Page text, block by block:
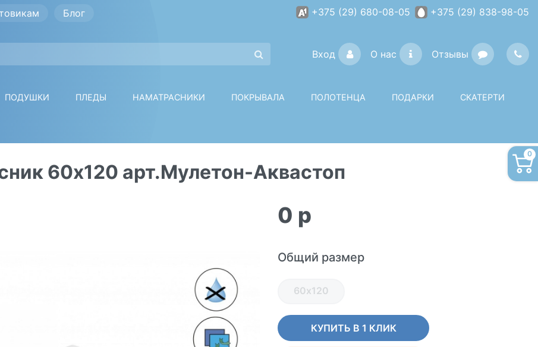
Блог +375 (29) 680-08-05 +375 (29) 838-98-05
Вход О нас Отзывы
0
ПОДУШКИ ПЛЕДЫ НАМАТРАСНИКИ ПОКРЫВАЛА ПОЛОТЕНЦА ПОДАРКИ СКАТЕРТИ
60х120 арт.Мулетон-Аквастоп
0 p
Общий размер
60х120
КУПИТЬ В 1 КЛИК